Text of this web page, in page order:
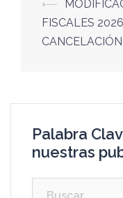
⟵
FISCALES 2026
CANCELACIÓN
Palabra
nuestras